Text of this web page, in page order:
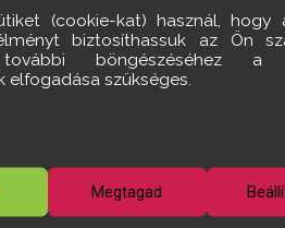
(cookie-kat) használ, hogy
biztosíthassuk az Ön
böngészéséhez a
elfogadása szükséges.
Megtagad
szellemi,
vagy a
hátukon
a cél